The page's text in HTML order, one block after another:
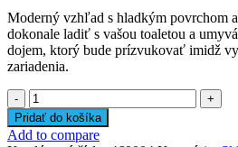
Moderný vzhľad s hladkým povrchom
dokonale ladiť s vašou toaletou a
dojem, ktorý bude prízvukovať imidž
zariadenia.
množstvo
Tork
Xpress®
Pridať do košíka
Add to compare